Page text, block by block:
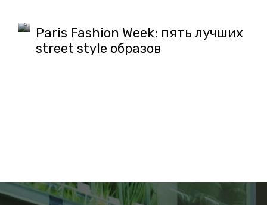
Paris Fashion Week: пять лучших
street style образов